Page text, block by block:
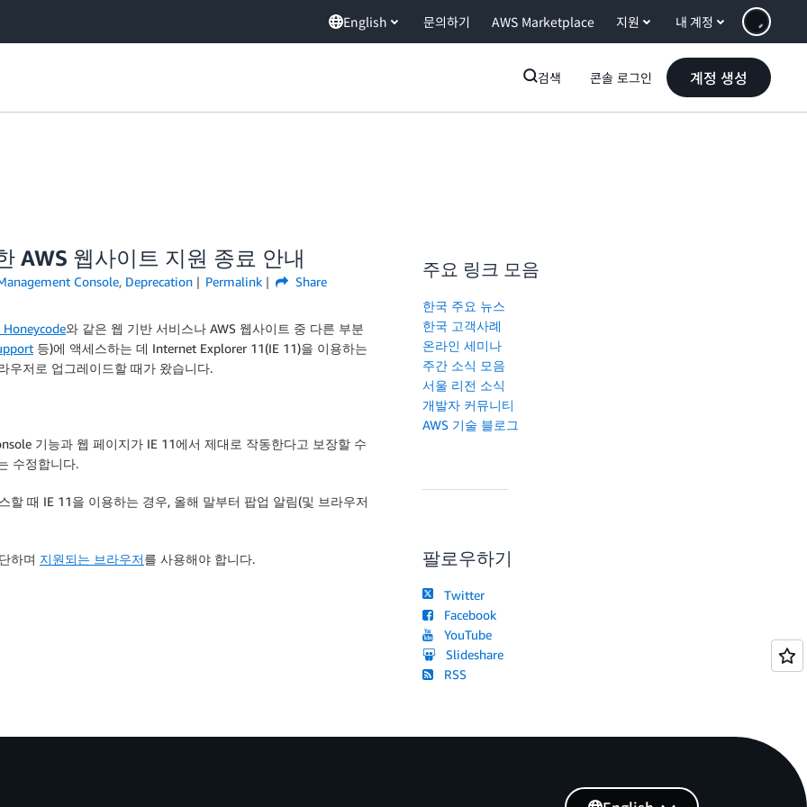
English 문의하기 AWS Marketplace 지원 내 계정
검색 콘솔 로그인 계정 생성
웹사이트 지원 종료 안내
Console, Deprecation Permalink Share
와 같은 웹 기반 서비스나 AWS 웹사이트 중 다른 부분
등)에 액세스하는 데 Internet Explorer 11(IE 11)을 이용하는
우저로 업그레이드할 때가 왔습니다.
기능과 웹 페이지가 IE 11에서 제대로 작동한다고 보장할 수
수정합니다.
때 IE 11을 이용하는 경우, 올해 말부터 팝업 알림(및 브라우저
하며 지원되는 브라우저를 사용해야 합니다.
주요 링크 모음
한국 주요 뉴스
한국 고객사례
온라인 세미나
주간 소식 모음
서울 리전 소식
개발자 커뮤니티
AWS 기술 블로그
팔로우하기
Twitter
Facebook
YouTube
Slideshare
RSS